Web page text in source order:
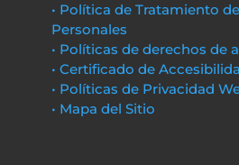
• Política de Tratamiento
Personales
• Políticas de derechos de
• Certificado de
• Políticas de Privacidad
• Mapa del Sitio